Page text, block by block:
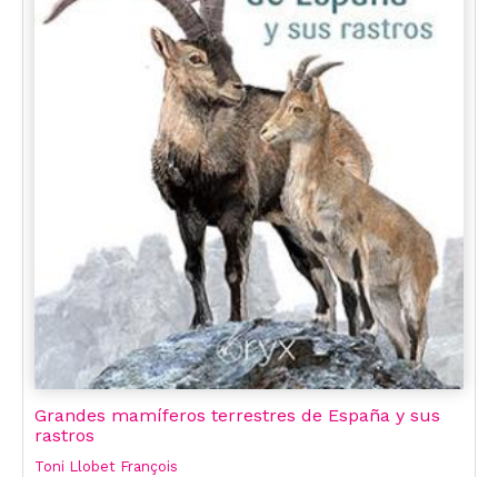
Grandes mamíferos terrestres de España y sus
rastros
Toni Llobet François